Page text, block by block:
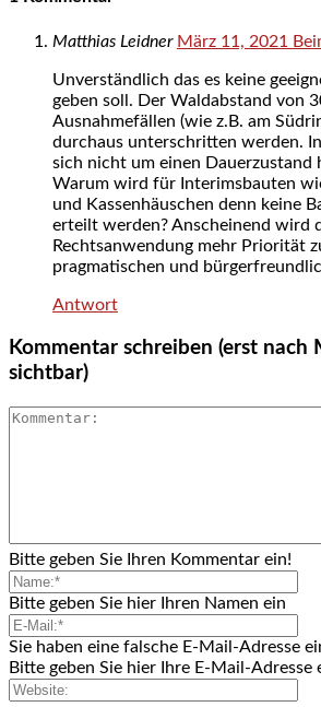
Matthias Leidner März 11, 2021
Unverständlich das es keine
geben soll. Der Waldabstand von
Ausnahmefällen (wie z.B. am
durchaus unterschritten werden.
sich nicht um einen Dauerzustand
Warum wird für Interimsbauten
und Kassenhäuschen denn keine
erteilt werden? Anscheinend wird
Rechtsanwendung mehr Priorität
pragmatischen und
Antwort
Kommentar schreiben (erst nach
sichtbar)
Bitte geben Sie Ihren Kommentar ein!
Bitte geben Sie hier Ihren Namen ein
Sie haben eine falsche E-Mail-Adresse
Bitte geben Sie hier Ihre E-Mail-Adresse